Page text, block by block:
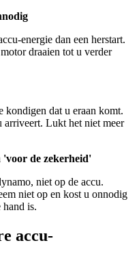
energie dan een herstart.
draaien tot u verder
dat u eraan komt.
arriveert. Lukt het niet meer
'voor de zekerheid'
niet op de accu.
niet op en kost u onnodig
hand is.
accu-